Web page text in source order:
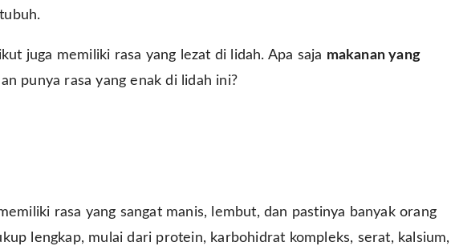
juga memiliki rasa yang lezat di lidah. Apa saja makanan yang
punya rasa yang enak di lidah ini?
rasa yang sangat manis, lembut, dan pastinya banyak orang
lengkap, mulai dari protein, karbohidrat kompleks, serat, kalsium,